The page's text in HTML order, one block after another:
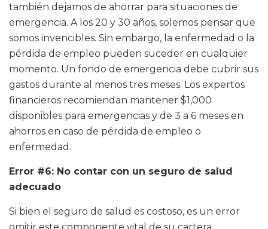
también dejamos de ahorrar para situaciones de
emergencia. A los 20 y 30 años, solemos pensar que
somos invencibles. Sin embargo, la enfermedad o la
pérdida de empleo pueden suceder en cualquier
momento. Un fondo de emergencia debe cubrir sus
gastos durante al menos tres meses. Los expertos
financieros recomiendan mantener $1,000
disponibles para emergencias y de 3 a 6 meses en
ahorros en caso de pérdida de empleo o
enfermedad.
Error #6: No contar con un seguro de salud
adecuado
Si bien el seguro de salud es costoso, es un error